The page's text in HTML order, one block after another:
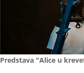
Predstava "Alice u